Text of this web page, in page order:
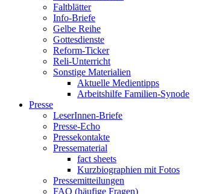
Faltblätter
Info-Briefe
Gelbe Reihe
Gottesdienste
Reform-Ticker
Reli-Unterricht
Sonstige Materialien
Aktuelle Medientipps
Arbeitshilfe Familien-Synode
Presse
LeserInnen-Briefe
Presse-Echo
Pressekontakte
Pressematerial
fact sheets
Kurzbiographien mit Fotos
Pressemitteilungen
FAQ (häufige Fragen)